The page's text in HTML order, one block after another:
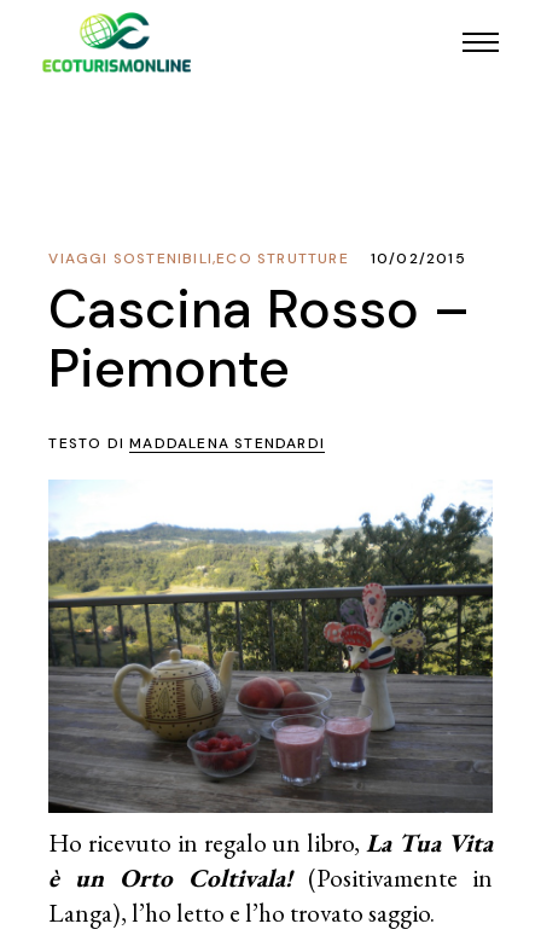
ECO STRUTTURE
,
VIAGGI SOSTENIBILI 10/02/2015
Cascina Rosso –
Piemonte
TESTO DIMADDALENA STENDARDI
Ho ricevuto in regalo un libro,La Tua Vita
è un Orto Coltivala! (Positivamente in
Langa), l’ho letto e l’ho trovato saggio.